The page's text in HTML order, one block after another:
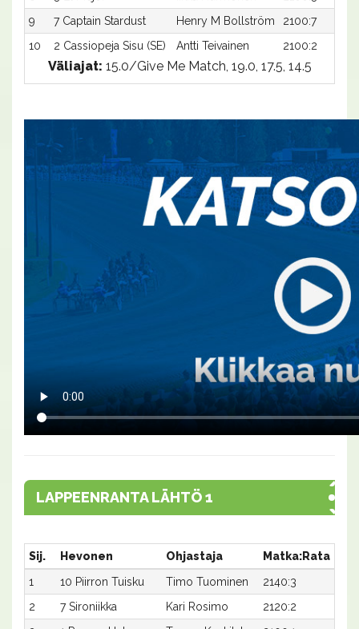
9
7 Captain Stardust Henry M Bollström 2100:7
10
2 Cassiopeja Sisu (SE) Antti Teivainen 2100:2
Väliajat: 15.0/Give Me Match, 19.0, 17.5, 14.5
LAPPEENRANTA LÄHTÖ 1
Sij. Hevonen Ohjastaja Matka:Rata
1
10 Piirron Tuisku Timo Tuominen 2140:3
2
7 Sironiikka Kari Rosimo 2120:2